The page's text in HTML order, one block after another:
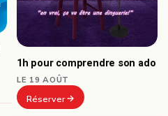
1h pour comprendre son ado
LE 19 AOÛT
Réserver